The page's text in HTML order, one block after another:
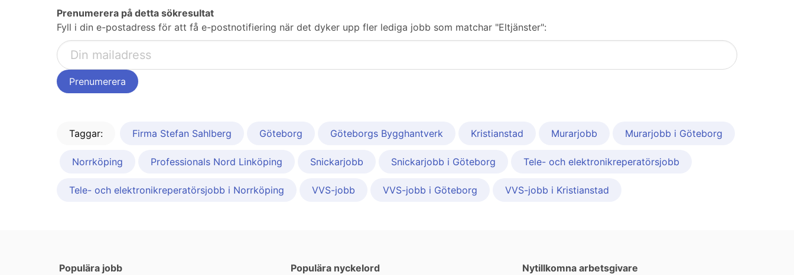
Prenumerera på detta sökresultat
Fyll i din e-postadress för att få e-postnotifiering när det dyker upp fler lediga jobb som matchar "Eltjänster":
Taggar: Firma Stefan Sahlberg Göteborg Göteborgs Bygghantverk Kristianstad Murarjobb Murarjobb i Göteborg
Norrköping Professionals Nord Linköping Snickarjobb Snickarjobb i Göteborg Tele- och elektronikreperatörsjobb
Tele- och elektronikreperatörsjobb i Norrköping VVS-jobb VVS-jobb i Göteborg VVS-jobb i Kristianstad
Populära jobb
Populära nyckelord
Nytillkomna arbetsgivare